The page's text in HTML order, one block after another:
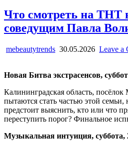
Что смотреть на ТНТ
соведущим Павла
mebeautytrends 30.05.2026 Leave a
Новая Битва экстрасенсов,
Калининградская область,
пытаются стать частью этой
предстоит выяснить, кто или что
переступить порог? Финальное
Музыкальная интуиция, суббота,